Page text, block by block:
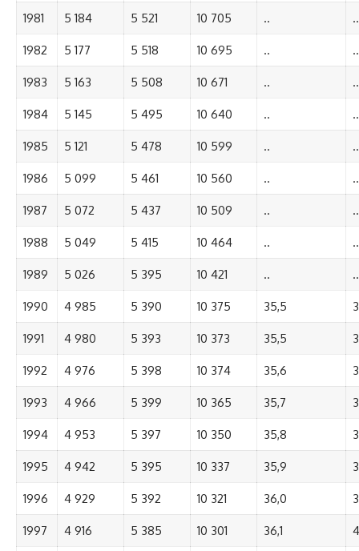
1981 5 184 5 521 10 705 .. ..
1982 5 177 5 518 10 695 .. ..
1983 5 163 5 508 10 671 .. ..
1984 5 145 5 495 10 640 .. ..
1985 5 121 5 478 10 599 .. ..
1986 5 099 5 461 10 560 .. ..
1987 5 072 5 437 10 509 .. ..
1988 5 049 5 415 10 464 .. ..
1989 5 026 5 395 10 421 .. ..
1990 4 985 5 390 10 375 35,5
1991 4 980 5 393 10 373 35,5
1992 4 976 5 398 10 374 35,6
1993 4 966 5 399 10 365 35,7
1994 4 953 5 397 10 350 35,8
1995 4 942 5 395 10 337 35,9
1996 4 929 5 392 10 321 36,0
1997 4 916 5 385 10 301 36,1